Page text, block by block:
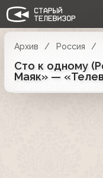
Архив Россия
Сто к одному
Маяк» —